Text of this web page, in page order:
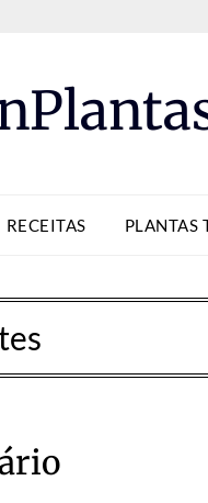
RECEITAS PLANTAS